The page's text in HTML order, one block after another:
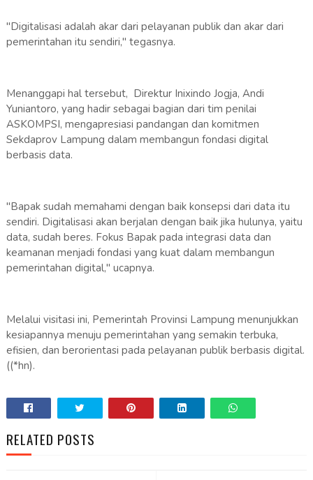
"Digitalisasi adalah akar dari pelayanan publik dan akar dari
pemerintahan itu sendiri," tegasnya.
Menanggapi hal tersebut, Direktur Inixindo Jogja, Andi
Yuniantoro, yang hadir sebagai bagian dari tim penilai
ASKOMPSI, mengapresiasi pandangan dan komitmen
Sekdaprov Lampung dalam membangun fondasi digital
berbasis data.
"Bapak sudah memahami dengan baik konsepsi dari data itu
sendiri. Digitalisasi akan berjalan dengan baik jika hulunya, yaitu
data, sudah beres. Fokus Bapak pada integrasi data dan
keamanan menjadi fondasi yang kuat dalam membangun
pemerintahan digital," ucapnya.
Melalui visitasi ini, Pemerintah Provinsi Lampung menunjukkan
kesiapannya menuju pemerintahan yang semakin terbuka,
efisien, dan berorientasi pada pelayanan publik berbasis digital.
((*hn).
RELATED POSTS